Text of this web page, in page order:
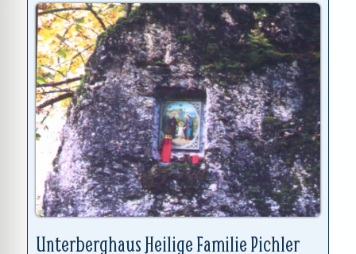
Unterberghaus Heilige Familie Pichler